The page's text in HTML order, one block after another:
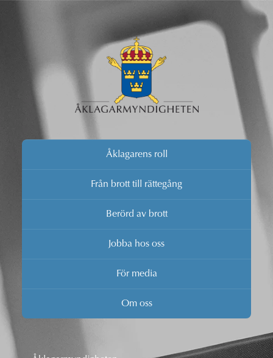
Åklagarens roll
Från brott till rättegång
Berörd av brott
Jobba hos oss
För media
Om oss